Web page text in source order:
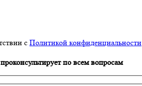
с Политикой конфиденциальности
по всем вопросам